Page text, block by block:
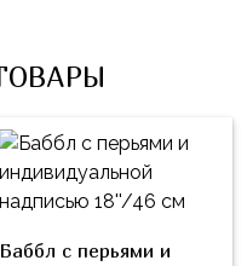
Баббл с перьями и